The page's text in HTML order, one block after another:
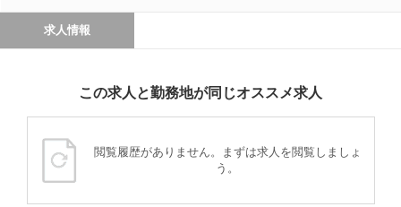
求人情報
この求人と勤務地が同じオススメ求人
閲覧履歴がありません。まずは求人を閲覧しましょ
う。